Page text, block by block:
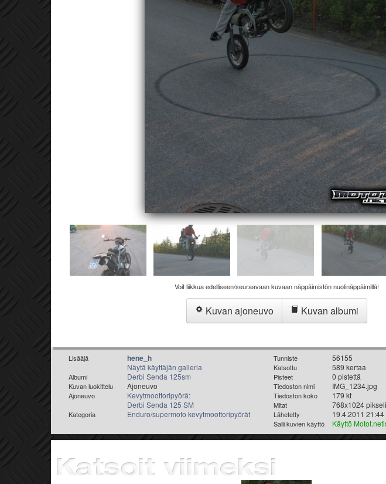
Voit liikkua edelliseen/seuraavaan kuvaan näppäimistön nuolinäppäimillä!
Kuvan ajoneuvo Kuvan albumi
Lisääjä hene_h
Näytä käyttäjän galleria
Albumi Derbi Senda 125sm
Kuvan luokittelu Ajoneuvo
Ajoneuvo
Kevytmoottoripyörä:
Derbi Senda 125 SM
Kategoria Enduro/supermoto kevytmoottoripyörät
Tunniste 56155
Katsottu 589 kertaa
Pisteet 0 pistettä
Tiedoston nimi IMG_1234.jpg
Tiedoston koko 179 kt
Mitat 768x1024
Lähetetty 19.4.2011 21:44
Salli kuvien käyttö Käyttö